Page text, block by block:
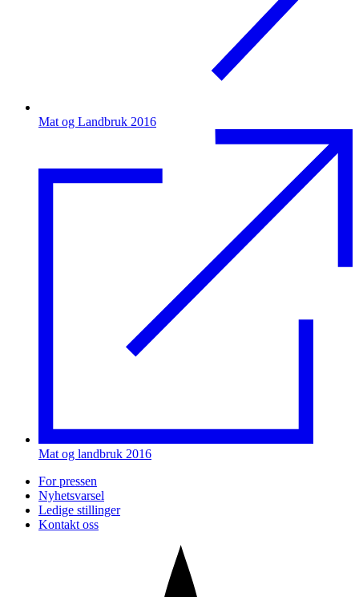
Mat og Landbruk 2016
Mat og landbruk 2016
For pressen
Nyhetsvarsel
Ledige stillinger
Kontakt oss